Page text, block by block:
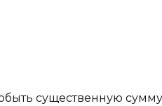
существенную